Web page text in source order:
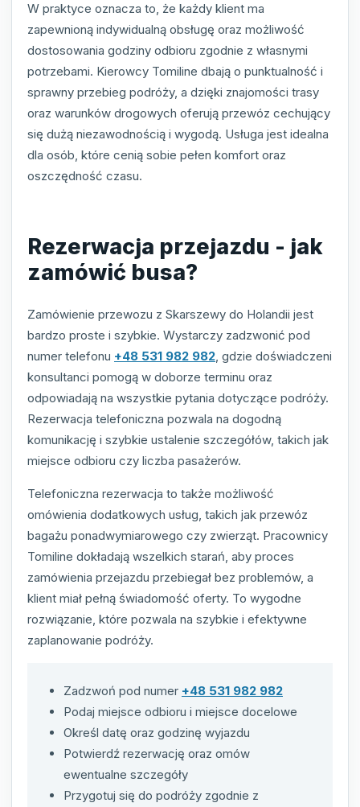
W praktyce oznacza to, że każdy klient ma
zapewnioną indywidualną obsługę oraz możliwość
dostosowania godziny odbioru zgodnie z własnymi
potrzebami. Kierowcy Tomiline dbają o punktualność i
sprawny przebieg podróży, a dzięki znajomości trasy
oraz warunków drogowych oferują przewóz cechujący
się dużą niezawodnością i wygodą. Usługa jest idealna
dla osób, które cenią sobie pełen komfort oraz
oszczędność czasu.
Rezerwacja przejazdu - jak
zamówić busa?
Zamówienie przewozu z Skarszewy do Holandii jest
bardzo proste i szybkie. Wystarczy zadzwonić pod
numer telefonu +48 531 982 982 , gdzie doświadczeni
konsultanci pomogą w doborze terminu oraz
odpowiadają na wszystkie pytania dotyczące podróży.
Rezerwacja telefoniczna pozwala na dogodną
komunikację i szybkie ustalenie szczegółów, takich jak
miejsce odbioru czy liczba pasażerów.
Telefoniczna rezerwacja to także możliwość
omówienia dodatkowych usług, takich jak przewóz
bagażu ponadwymiarowego czy zwierząt. Pracownicy
Tomiline dokładają wszelkich starań, aby proces
zamówienia przejazdu przebiegał bez problemów, a
klient miał pełną świadomość oferty. To wygodne
rozwiązanie, które pozwala na szybkie i efektywne
zaplanowanie podróży.
Zadzwoń pod numer +48 531 982 982
Podaj miejsce odbioru i miejsce docelowe
Określ datę oraz godzinę wyjazdu
Potwierdź rezerwację oraz omów
ewentualne szczegóły
Przygotuj się do podróży zgodnie z